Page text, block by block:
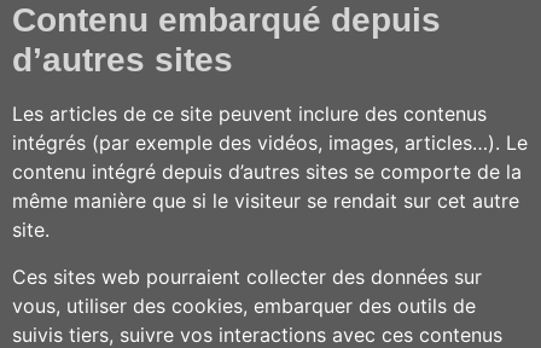
Contenu embarqué depuis
d’autres sites
Les articles de ce site peuvent inclure des contenus
intégrés (par exemple des vidéos, images, articles…). Le
contenu intégré depuis d’autres sites se comporte de la
même manière que si le visiteur se rendait sur cet autre
site.
Ces sites web pourraient collecter des données sur
vous, utiliser des cookies, embarquer des outils de
suivis tiers, suivre vos interactions avec ces contenus